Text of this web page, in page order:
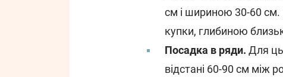
см і шириною 30-60 см.
купки, глибиною
Посадка в ряди. Для
відстані 60-90 см між